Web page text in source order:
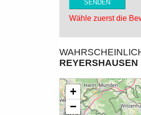
Wähle zuerst die
REYERSHAUSEN